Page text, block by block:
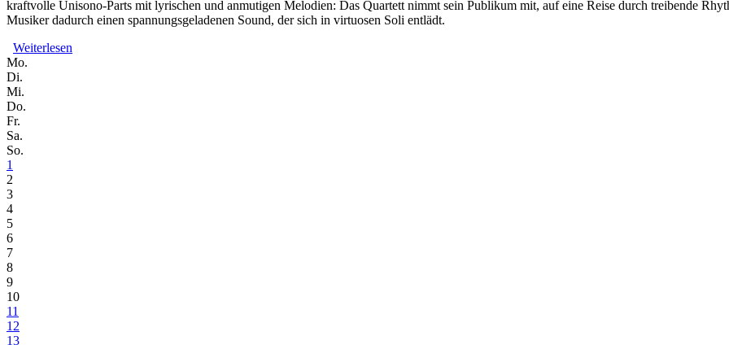
kraftvolle Unisono-Parts mit lyrischen und anmutigen Melodien: Das Quartett nimmt sein Publikum mit, auf eine Reise durch treibende
Musiker dadurch einen spannungsgeladenen Sound, der sich in virtuosen Soli entlädt.
Weiterlesen
Mo.
Di.
Mi.
Do.
Fr.
Sa.
So.
1
2
3
4
5
6
7
8
9
10
11
12
13